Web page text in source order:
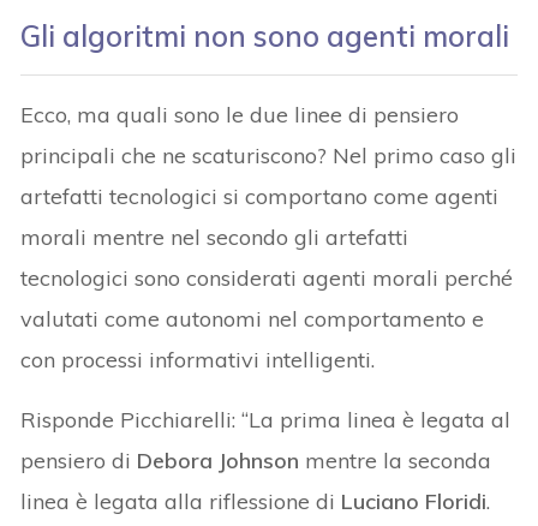
Gli algoritmi non sono agenti morali
Ecco, ma quali sono le due linee di pensiero
principali che ne scaturiscono? Nel primo caso gli
artefatti tecnologici si comportano come agenti
morali mentre nel secondo gli artefatti
tecnologici sono considerati agenti morali perché
valutati come autonomi nel comportamento e
con processi informativi intelligenti.
Risponde Picchiarelli: “La prima linea è legata al
pensiero di Debora Johnson mentre la seconda
linea è legata alla riflessione di Luciano Floridi.